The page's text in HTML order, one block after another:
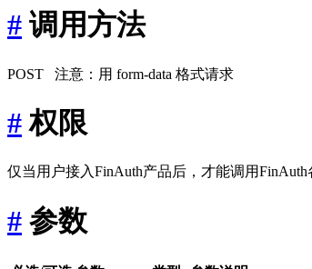
# 调用方法
POST 注意：用 form-data 格式请求
#权限
仅当用户接入FinAuth产品后，才能调用FinAuth
# 参数